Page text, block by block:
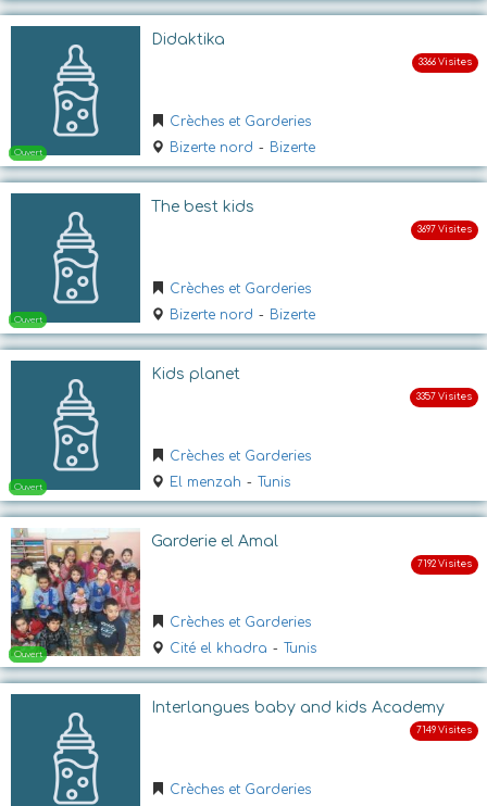
Ouvert
Ouvert
Ouvert
Didaktika
Crèches et Garderies
Bizerte nord - Bizerte
The best kids
Crèches et Garderies
Bizerte nord - Bizerte
Kids planet
Crèches et Garderies
El menzah - Tunis
Garderie el Amal
Crèches et Garderies
Cité el khadra - Tunis
Interlangues baby and kids Academy
Crèches et Garderies